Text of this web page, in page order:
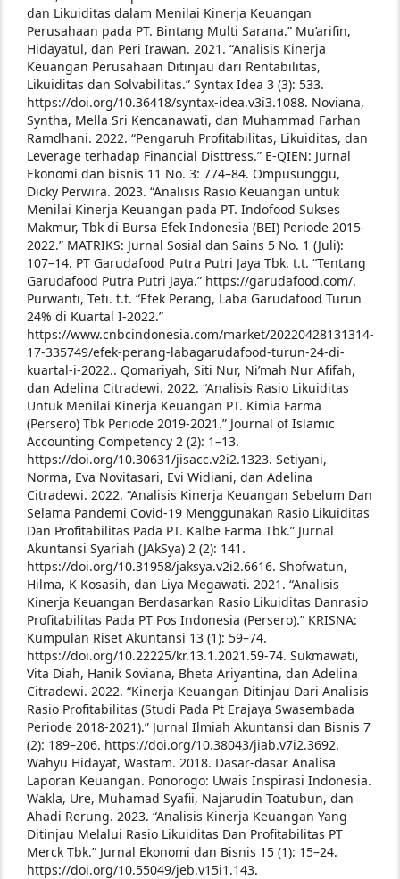
dan Likuiditas dalam Menilai Kinerja Keuangan
Perusahaan pada PT. Bintang Multi Sarana.” Mu’arifin,
Hidayatul, dan Peri Irawan. 2021. “Analisis Kinerja
Keuangan Perusahaan Ditinjau dari Rentabilitas,
Likuiditas dan Solvabilitas.” Syntax Idea 3 (3): 533.
https://doi.org/10.36418/syntax-idea.v3i3.1088. Noviana,
Syntha, Mella Sri Kencanawati, dan Muhammad Farhan
Ramdhani. 2022. “Pengaruh Profitabilitas, Likuiditas, dan
Leverage terhadap Financial Disttress.” E-QIEN: Jurnal
Ekonomi dan bisnis 11 No. 3: 774–84. Ompusunggu,
Dicky Perwira. 2023. “Analisis Rasio Keuangan untuk
Menilai Kinerja Keuangan pada PT. Indofood Sukses
Makmur, Tbk di Bursa Efek Indonesia (BEI) Periode 2015-
2022.” MATRIKS: Jurnal Sosial dan Sains 5 No. 1 (Juli):
107–14. PT Garudafood Putra Putri Jaya Tbk. t.t. “Tentang
Garudafood Putra Putri Jaya.” https://garudafood.com/.
Purwanti, Teti. t.t. “Efek Perang, Laba Garudafood Turun
24% di Kuartal I-2022.”
https://www.cnbcindonesia.com/market/20220428131314-
17-335749/efek-perang-labagarudafood-turun-24-di-
kuartal-i-2022.. Qomariyah, Siti Nur, Ni’mah Nur Afifah,
dan Adelina Citradewi. 2022. “Analisis Rasio Likuiditas
Untuk Menilai Kinerja Keuangan PT. Kimia Farma
(Persero) Tbk Periode 2019-2021.” Journal of Islamic
Accounting Competency 2 (2): 1–13.
https://doi.org/10.30631/jisacc.v2i2.1323. Setiyani,
Norma, Eva Novitasari, Evi Widiani, dan Adelina
Citradewi. 2022. “Analisis Kinerja Keuangan Sebelum Dan
Selama Pandemi Covid-19 Menggunakan Rasio Likuiditas
Dan Profitabilitas Pada PT. Kalbe Farma Tbk.” Jurnal
Akuntansi Syariah (JAkSya) 2 (2): 141.
https://doi.org/10.31958/jaksya.v2i2.6616. Shofwatun,
Hilma, K Kosasih, dan Liya Megawati. 2021. “Analisis
Kinerja Keuangan Berdasarkan Rasio Likuiditas Danrasio
Profitabilitas Pada PT Pos Indonesia (Persero).” KRISNA:
Kumpulan Riset Akuntansi 13 (1): 59–74.
https://doi.org/10.22225/kr.13.1.2021.59-74. Sukmawati,
Vita Diah, Hanik Soviana, Bheta Ariyantina, dan Adelina
Citradewi. 2022. “Kinerja Keuangan Ditinjau Dari Analisis
Rasio Profitabilitas (Studi Pada Pt Erajaya Swasembada
Periode 2018-2021).” Jurnal Ilmiah Akuntansi dan Bisnis 7
(2): 189–206. https://doi.org/10.38043/jiab.v7i2.3692.
Wahyu Hidayat, Wastam. 2018. Dasar-dasar Analisa
Laporan Keuangan. Ponorogo: Uwais Inspirasi Indonesia.
Wakla, Ure, Muhamad Syafii, Najarudin Toatubun, dan
Ahadi Rerung. 2023. “Analisis Kinerja Keuangan Yang
Ditinjau Melalui Rasio Likuiditas Dan Profitabilitas PT
Merck Tbk.” Jurnal Ekonomi dan Bisnis 15 (1): 15–24.
https://doi.org/10.55049/jeb.v15i1.143.